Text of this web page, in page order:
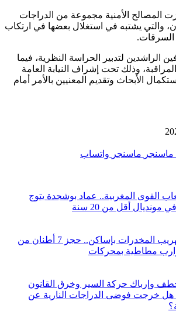
المصالح الأمنية مجموعة من الدراجات
والتي يشتبه في استغلال بعضها في ارتكاب
السرقات.
الراشدين لتدبير الحراسة النظرية، فيما
وذلك تحت إشراف النيابة العامة
الأبحاث وتقديم المعنيين بالأمر أمام
ماسنجر ماسنجر واتساب
القوى المغربية.. عماد بوشجدة يتوج
إحباط عملية لتهريب المخدرات بإساكن.. حجز 7 أطنان من
مطاطية بمحركات
وإرباك حركة السير وخرق القانون
هل خرجت فوضى الدراجات النارية عن